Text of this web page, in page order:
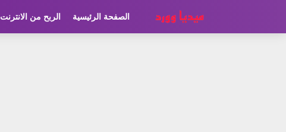
الصفحة الرئيسية الربح من الانترنت